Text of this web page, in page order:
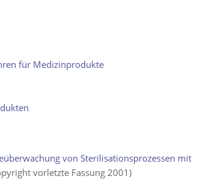
für Medizinprodukte
von Sterilisationsprozessen mit
vorletzte Fassung 2001)